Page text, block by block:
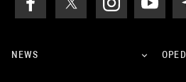
NEWS OPED